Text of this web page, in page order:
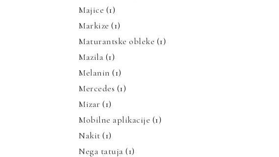
Majice (1)
Markize (1)
Maturantske obleke (1)
Mazila (1)
Melanin (1)
Mercedes (1)
Mizar (1)
Mobilne aplikacije (1)
Nakit (1)
Nega tatuja (1)